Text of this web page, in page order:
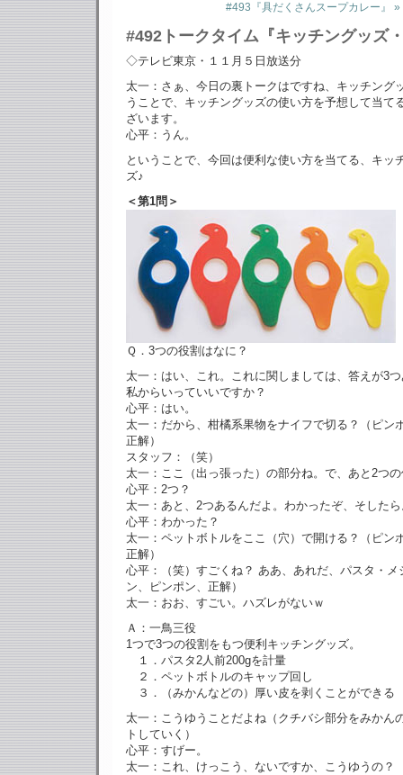
#493『具だくさんスープカレー』 »
#492トークタイム『キッチングッズ
◇テレビ東京・１１月５日放送分
太一：さぁ、今日の裏トークはですね、キッチング
うことで、キッチングッズの使い方を予想して当て
ざいます。
心平：うん。
ということで、今回は便利な使い方を当てる、キッ
ズ♪
＜第1問＞
Ｑ．3つの役割はなに？
太一：はい、これ。これに関しましては、答えが3
私からいっていいですか？
心平：はい。
太一：だから、柑橘系果物をナイフで切る？（ピン
正解）
スタッフ：（笑）
太一：ここ（出っ張った）の部分ね。で、あと2つ
心平：2つ？
太一：あと、2つあるんだよ。わかったぞ、そした
心平：わかった？
太一：ペットボトルをここ（穴）で開ける？（ピン
正解）
心平：（笑）すごくね？ ああ、あれだ、パスタ・メ
ン、ピンポン、正解）
太一：おお、すごい。ハズレがないｗ
Ａ：一鳥三役
1つで3つの役割をもつ便利キッチングッズ。
１．パスタ2人前200gを計量
２．ペットボトルのキャップ回し
３．（みかんなどの）厚い皮を剥くことができる
太一：こうゆうことだよね（クチバシ部分をみかん
トしていく）
心平：すげー。
太一：これ、けっこう、ないですか、こうゆうの？